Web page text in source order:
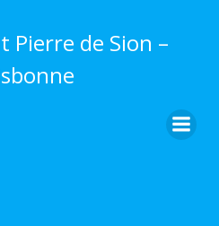
to
content
Pierre de Sion –